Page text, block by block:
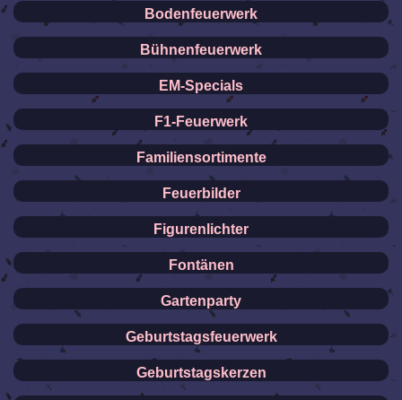
Bodenfeuerwerk
Bühnenfeuerwerk
EM-Specials
F1-Feuerwerk
Familiensortimente
Feuerbilder
Figurenlichter
Fontänen
Gartenparty
Geburtstagsfeuerwerk
Geburtstagskerzen